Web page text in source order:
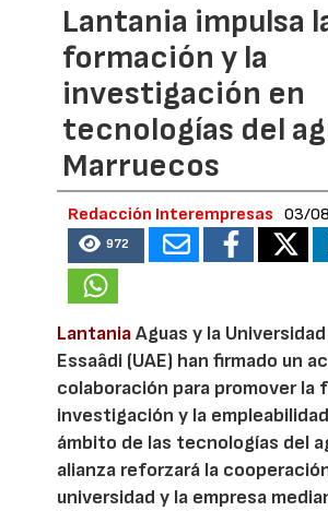
Lantania impulsa
formación y la
investigación en
tecnologías del
Marruecos
Redacción Interempresas 03/
972
LantaniaAguas y la
Essaâdi (UAE) han firmado un
colaboración para promover la
investigación y la
ámbito de las tecnologías del
alianza reforzará la
universidad y la empresa